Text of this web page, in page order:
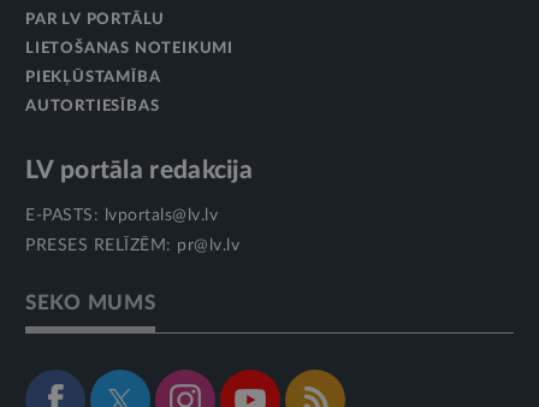
PAR LV PORTĀLU
LIETOŠANAS NOTEIKUMI
PIEKĻŪSTAMĪBA
AUTORTIESĪBAS
LV portāla redakcija
E-PASTS:
lvportals@lv.lv
PRESES RELĪZĒM: pr@lv.lv
SEKO MUMS